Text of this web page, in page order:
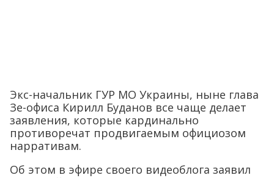
Экс-начальник ГУР МО Украины, ныне глава
Зе-офиса Кирилл Буданов все чаще делает
заявления, которые кардинально
противоречат продвигаемым официозом
нарративам.
Об этом в эфире своего видеоблога заявил